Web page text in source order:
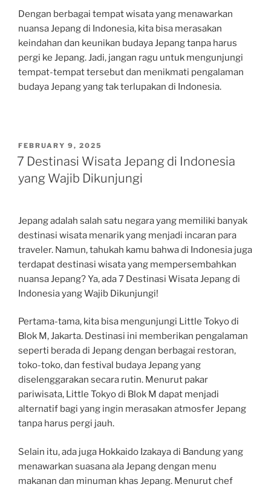
Dengan berbagai tempat wisata yang menawarkan
nuansa Jepang di Indonesia, kita bisa merasakan
keindahan dan keunikan budaya Jepang tanpa harus
pergi ke Jepang. Jadi, jangan ragu untuk mengunjungi
tempat-tempat tersebut dan menikmati pengalaman
budaya Jepang yang tak terlupakan di Indonesia.
POSTED
ON
FEBRUARY 9, 2025
7 Destinasi Wisata Jepang di Indonesia
yang Wajib Dikunjungi
Jepang adalah salah satu negara yang memiliki banyak
destinasi wisata menarik yang menjadi incaran para
traveler. Namun, tahukah kamu bahwa di Indonesia juga
terdapat destinasi wisata yang mempersembahkan
nuansa Jepang? Ya, ada 7 Destinasi Wisata Jepang di
Indonesia yang Wajib Dikunjungi!
Pertama-tama, kita bisa mengunjungi Little Tokyo di
Blok M, Jakarta. Destinasi ini memberikan pengalaman
seperti berada di Jepang dengan berbagai restoran,
toko-toko, dan festival budaya Jepang yang
diselenggarakan secara rutin. Menurut pakar
pariwisata, Little Tokyo di Blok M dapat menjadi
alternatif bagi yang ingin merasakan atmosfer Jepang
tanpa harus pergi jauh.
Selain itu, ada juga Hokkaido Izakaya di Bandung yang
menawarkan suasana ala Jepang dengan menu
makanan dan minuman khas Jepang. Menurut chef